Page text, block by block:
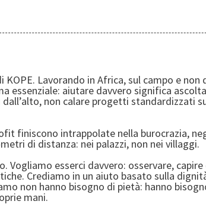
Lavorando in Africa, sul campo e non
essenziale: aiutare davvero significa
non calare progetti standardizzati
finiscono intrappolate nella burocrazia,
di distanza: nei palazzi, non nei villaggi.
Vogliamo esserci davvero: osservare,
Crediamo in un aiuto basato sulla
non hanno bisogno di pietà: hanno
mani.